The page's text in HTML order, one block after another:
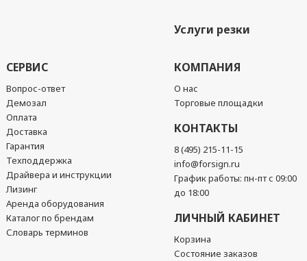
Услуги резки
СЕРВИС
Вопрос-ответ
Демозал
Оплата
Доставка
Гарантия
Техподдержка
Драйвера и инструкции
Лизинг
Аренда оборудования
Каталог по брендам
Словарь терминов
КОМПАНИЯ
О нас
Торговые площадки
КОНТАКТЫ
8 (495) 215-11-15
info@forsign.ru
График работы: пн-пт с 09:00
до 18:00
ЛИЧНЫЙ КАБИНЕТ
Корзина
Состояние заказов